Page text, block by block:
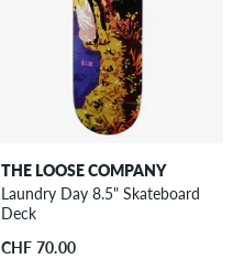
THE LOOSE COMPANY
Laundry Day 8.5" Skateboard
Deck
CHF 70.00